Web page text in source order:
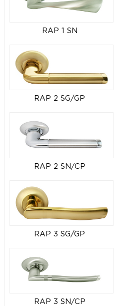
RAP 1 SN
RAP 2 SG/GP
RAP 2 SN/CP
RAP 3 SG/GP
RAP 3 SN/CP